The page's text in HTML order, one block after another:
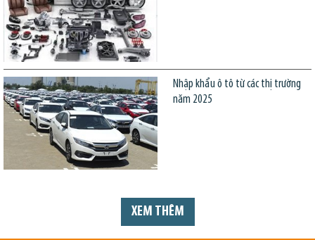
Nhập khẩu ô tô từ các thị trường
năm 2025
XEM THÊM